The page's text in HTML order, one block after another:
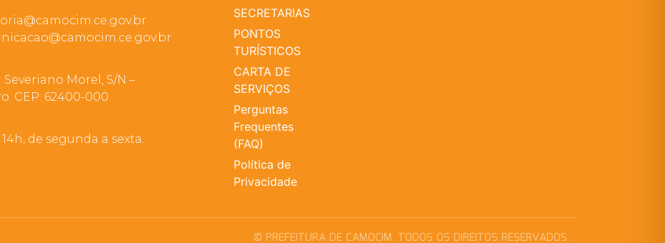
Severiano Morel, S/N –
CEP: 62400-000
de segunda a sexta.
SECRETARIAS
PONTOS
TURÍSTICOS
CARTA DE
SERVIÇOS
Perguntas
Frequentes
(FAQ)
Política de
Privacidade
© PREFEITURA DE CAMOCIM. TODOS OS DIREITOS RESERVADOS.